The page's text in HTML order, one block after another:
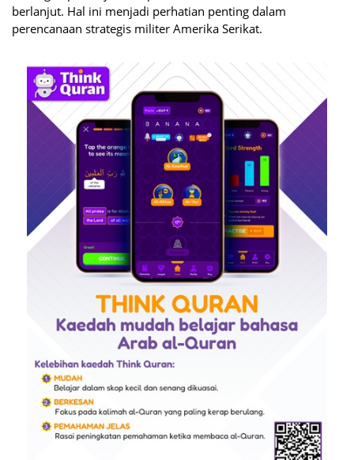
berlanjut. Hal ini menjadi perhatian penting dalam
perencanaan strategis militer Amerika Serikat.